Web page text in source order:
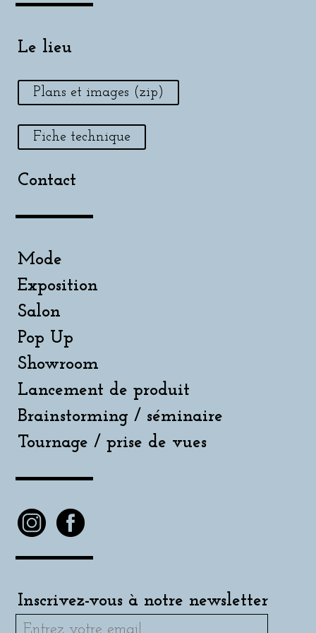
Le lieu
Plans et images (zip)
Fiche technique
Contact
Mode
Exposition
Salon
Pop Up
Showroom
Lancement de produit
Brainstorming / séminaire
Tournage / prise de vues
Inscrivez-vous à notre newsletter